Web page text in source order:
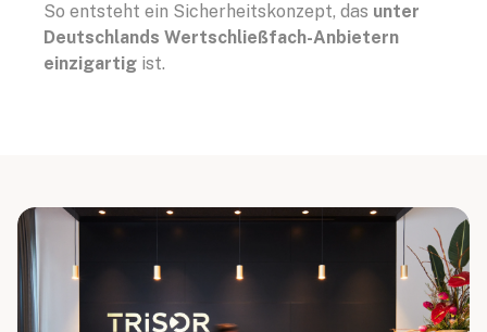
So entsteht ein Sicherheitskonzept, das unter
Deutschlands Wertschließfach-Anbietern
einzigartig ist.